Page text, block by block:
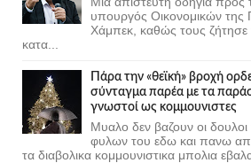
υπουργός Οικονομικών της
Χάμπεκ, καθώς τους ζήτησε
κατα...
Πάρα την «θεϊκή» βροχή
σύνταγμα παρέα με τα
γνωστοί ως κομμουνιστες
Μυαλο δεν βαζουν οι δουλοι
φυλων του εδω και πανω
τα διαβολικα κομμουνιστικα μπολια